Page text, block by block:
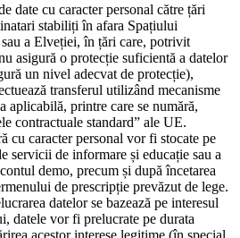
date cu caracter personal către țări
stabiliți în afara Spațiului
a Elveției, în țări care, potrivit
asigură o protecție suficientă a datelor
un nivel adecvat de protecție),
transferul utilizând mecanisme
aplicabilă, printre care se numără,
contractuale standard” ale UE.
cu caracter personal vor fi stocate pe
servicii de informare și educație sau a
demo, precum și după încetarea
de prescripție prevăzut de lege.
datelor se bazează pe interesul
datele vor fi prelucrate pe durata
acestor interese legitime (în special,